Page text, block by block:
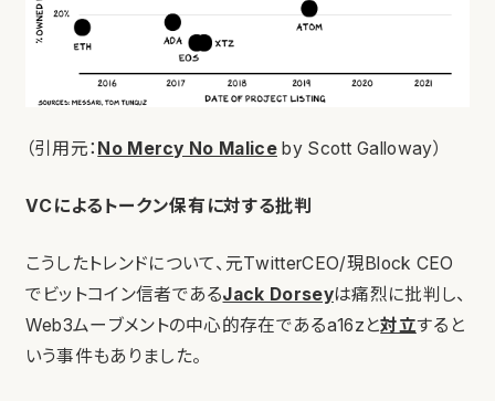
（引用元： No Mercy No Maliceby Scott Galloway）
VCによるトークン保有に対する批判
こうしたトレンドについて、元TwitterCEO/現Block CEO
でビットコイン信者であるJack Dorseyは痛烈に批判し、
Web3ムーブメントの中心的存在であるa16zと対立すると
いう事件もありました。